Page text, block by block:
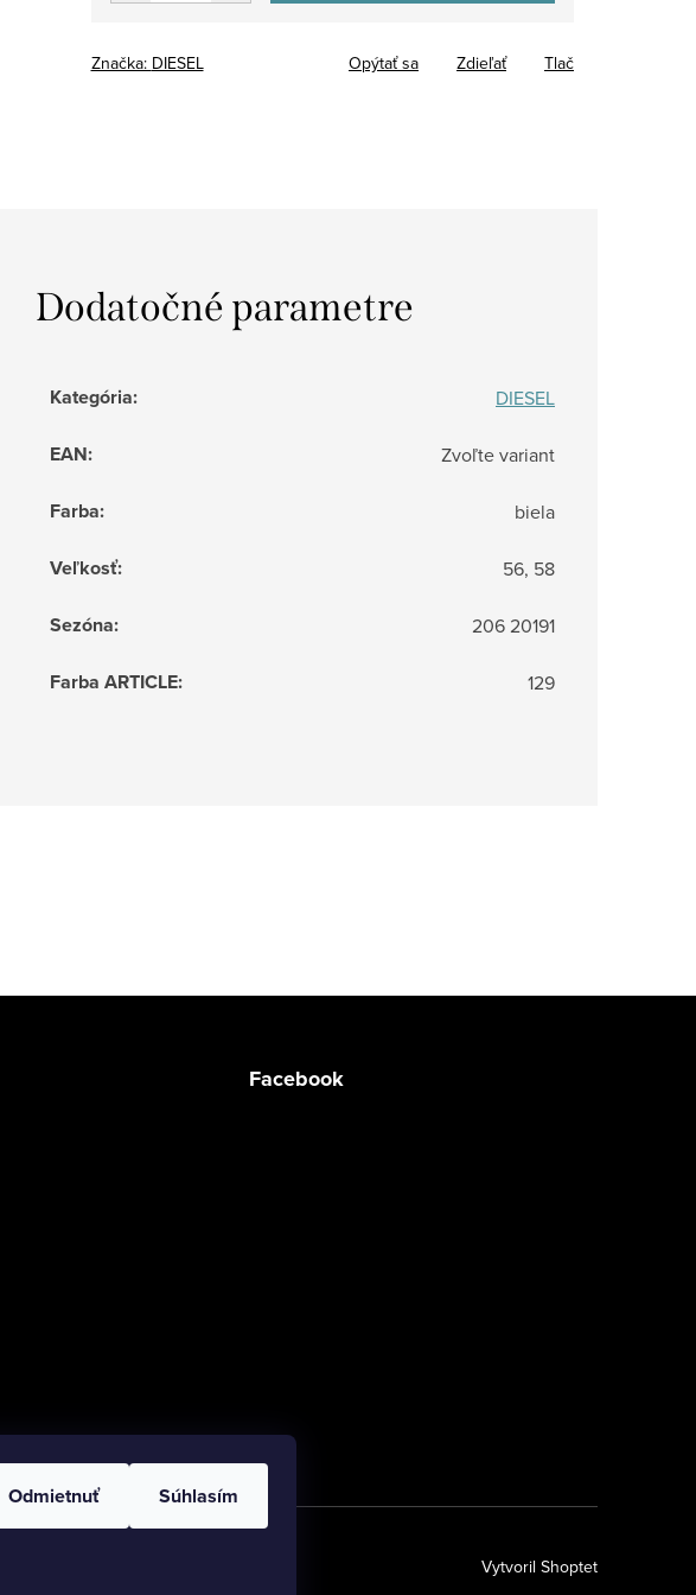
Odmietnuť Súhlasím
Značka: DIESEL Tlač
Opýtať sa Zdieľať
Dodatočné parametre
Kategória: DIESEL
EAN: Zvoľte variant
Farba: biela
Veľkosť: 56, 58
Sezóna: 206 20191
Farba ARTICLE: 129
Facebook
Vytvoril Shoptet